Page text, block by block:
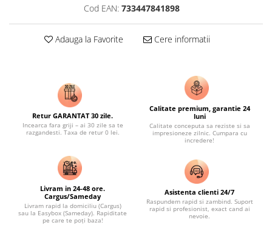
Cod EAN: 733447841898
Adauga la Favorite Cere informatii
Retur GARANTAT 30 zile.
Incearca fara griji – ai 30 zile sa te
razgandesti. Taxa de retur 0 lei.
Calitate premium, garantie 24
luni
Calitate conceputa sa reziste si sa
impresioneze zilnic. Cumpara cu
incredere!
Livram in 24-48 ore.
Cargus/Sameday
Livram rapid la domiciliu (Cargus)
sau la Easybox (Sameday). Rapiditate
pe care te poți baza!
Asistenta clienti 24/7
Raspundem rapid si zambind. Suport
rapid si profesionist, exact cand ai
nevoie.